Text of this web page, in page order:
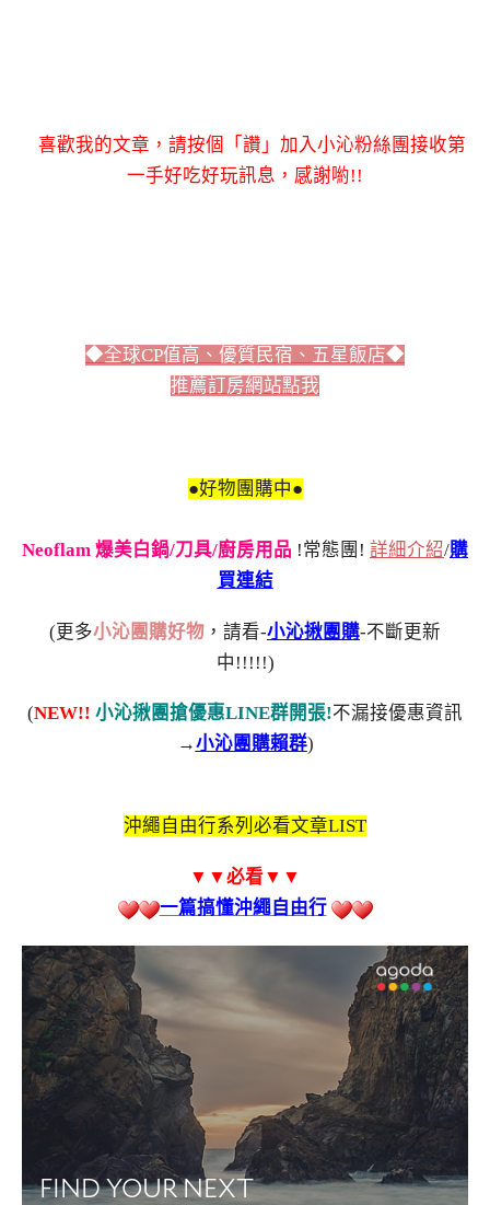
喜歡我的文章，請按個「讚」加入小沁粉絲團接收第
一手好吃好玩訊息，感謝喲!!
◆全球CP值高、優質民宿、五星飯店◆
推薦訂房網站點我
●好物團購中●
Neoflam 爆美白鍋/刀具/廚房用品 !常態團! 詳細介紹/購
買連結
(更多小沁團購好物 ，請看-小沁揪團購-不斷更新
中!!!!!)
(NEW!! 小沁揪團搶優惠LINE群開張!不漏接優惠資訊
→小沁團購賴群)
沖繩自由行系列必看文章LIST
▼▼必看▼▼
一篇搞懂沖繩自由行